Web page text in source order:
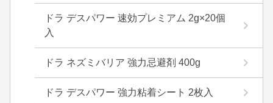
ドラ デスパワー 速効プレミアム 2g×20個
入
ドラ ネズミバリア 強力忌避剤 400g
ドラ デスパワー 強力粘着シート 2枚入